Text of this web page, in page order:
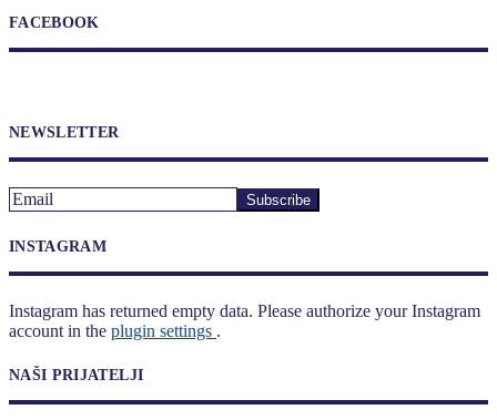
FACEBOOK
NEWSLETTER
INSTAGRAM
Instagram has returned empty data. Please authorize your Instagram
account in the plugin settings .
NAŠI PRIJATELJI